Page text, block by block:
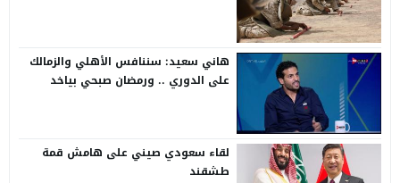
هاني سعيد: سننافس الأهلي والزمالك
على الدوري .. ورمضان صبحي بياخد
لقاء سعودي صيني على هامش قمة
طشقند